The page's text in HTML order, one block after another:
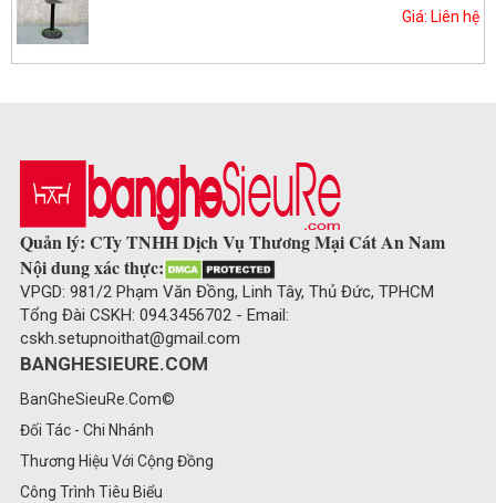
Giá: Liên hệ
Quản lý: CTy TNHH Dịch Vụ Thương Mại Cát An Nam
Nội dung xác thực:
VPGD: 981/2 Phạm Văn Đồng, Linh Tây, Thủ Đức, TPHCM
Tổng Đài CSKH: 094.3456702 - Email:
cskh.setupnoithat@gmail.com
BANGHESIEURE.COM
BanGheSieuRe.Com©
Đối Tác - Chi Nhánh
Thương Hiệu Với Cộng Đồng
Công Trình Tiêu Biểu